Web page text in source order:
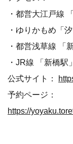
・都営大江戸線
・ゆりかもめ「
・都営浅草線 「
・JR線 「新橋駅
公式サイト：
予約ページ：
https://